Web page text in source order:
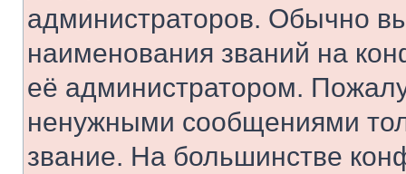
администраторов. Обычно
наименования званий на
её администратором.
ненужными сообщениями
звание. На большинстве